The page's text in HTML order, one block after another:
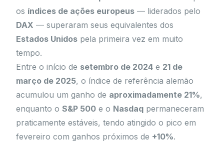
os índices de ações europeus — liderados pelo
DAX — superaram seus equivalentes dos
Estados Unidos pela primeira vez em muito
tempo.
Entre o início de setembro de 2024 e 21 de
março de 2025, o índice de referência alemão
acumulou um ganho de aproximadamente 21%,
enquanto oS&P 500 e o Nasdaq permaneceram
praticamente estáveis, tendo atingido o pico em
fevereiro com ganhos próximos de +10%.